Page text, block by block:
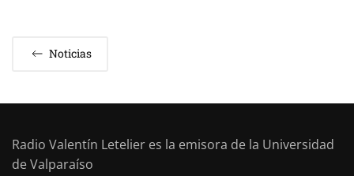
Noticias
Radio Valentín Letelier es la emisora de la Universidad
de Valparaíso